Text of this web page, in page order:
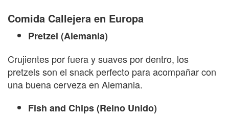
Comida Callejera en Europa
Pretzel (Alemania)
Crujientes por fuera y suaves por dentro, los
pretzels son el snack perfecto para acompañar con
una buena cerveza en Alemania.
Fish and Chips (Reino Unido)